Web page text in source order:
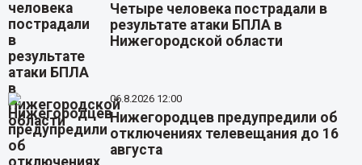
Четыре человека пострадали в
результате атаки БПЛА в
Нижегородской области
06.8.2026 12:00
Нижегородцев предупредили об
отключениях телевещания до 16
августа